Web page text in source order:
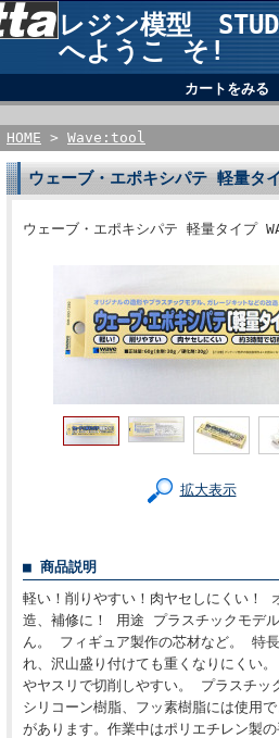
レジン模型
へようこ そ!
カートをみる
HOME > Wave:tool
ウェーブ・エポキシパテ 軽量タ
ウェーブ・エポキシパテ 軽量タイプ
拡大表示
■ 商品説明
軽い！削りやすい！肉ヤセしにくい！
造、補修に！ 用途 プラスチックモデ
ん。 フィギュア製作の芯材など。 特
れ、沢山盛り付けても重くなりにくい
やヤスリで切削しやすい。 プラスチッ
シリコーン樹脂、フッ素樹脂には使用
があります。作業中はポリエチレン製